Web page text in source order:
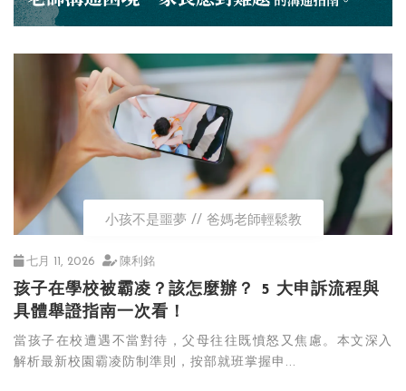
小孩不是噩夢 爸媽老師輕鬆教
七月 11, 2026 陳利銘
孩子在學校被霸凌？該怎麼辦？ 5 大申訴流程與
具體舉證指南一次看！
當孩子在校遭遇不當對待，父母往往既憤怒又焦慮。本文深入
解析最新校園霸凌防制準則，按部就班掌握申...